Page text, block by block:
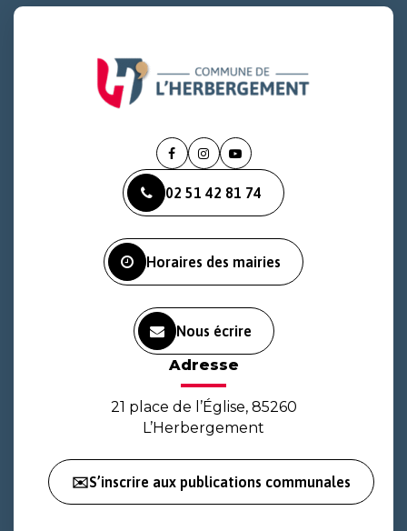
Lien
le
compte
Lien
le
compte
Lien
la
chaîne
02 51 42 81 74
Horaires des mairies
Nous écrire
Adresse
21 place de l’Église, 85260
L’Herbergement
✉️S’inscrire aux publications communales